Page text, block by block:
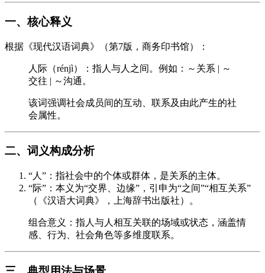
一、核心释义
根据《现代汉语词典》（第7版，商务印书馆）：
人际（rénjì）：指人与人之间。例如：～关系 | ～
交往 | ～沟通。
该词强调社会成员间的互动、联系及由此产生的社
会属性。
二、词义构成分析
“人”：指社会中的个体或群体，是关系的主体。
“际”：本义为“交界、边缘”，引申为“之间”“相互关系”
（《汉语大词典》，上海辞书出版社）。
组合意义：指人与人相互关联的场域或状态，涵盖情
感、行为、社会角色等多维度联系。